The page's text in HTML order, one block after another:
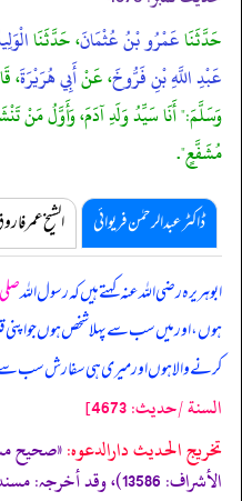
حَدَّثَنَاعَمْرُو بْنُ عُثْمَانَ، حَدَّثَنَا
عَبْدِ اللَّهِ بْنِ فَرُّوخَ، عَنْأَبِي هُرَيْرَةَ،
وَسَلَّمَ:" أَنَا سَيِّدُ وَلَدِ آدَمَ، وَأَوَّلُ مَنْ
مُشَفَّعٍ".
ڈاکٹر عبدالرحمٰن فریوائی الشیخ عمر
ابوہریرہ رضی اللہ عنہ کہتے ہیں کہرسول اللہ
ہوں، اور میں سب سے پہلا شخص ہوں جو
کرنے والا ہوں اور میری ہی سفارش سب سے
السنة /حدیث: 4673]
تخریج الحدیث دارالدعوہ:
الأشراف: 13586)، وقد أخرجہ: مسند احمد (1/195، 281) (صحیح)»